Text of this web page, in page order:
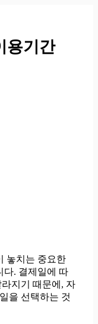
용기간
놓치는 중요한
다. 결제일에 따
지기 때문에, 자
을 선택하는 것